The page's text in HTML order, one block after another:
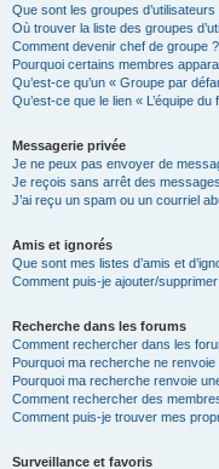
Que sont les groupes d’utilisateurs
Où trouver la liste des groupes
Comment devenir chef de groupe ?
Pourquoi certains membres
Qu’est-ce qu’un « Groupe par
Qu’est-ce que le lien « L’équipe du
Messagerie privée
Je ne peux pas envoyer de
Je reçois sans arrêt des
J’ai reçu un spam ou un courriel
Amis et ignorés
Que sont mes listes d’amis et
Comment puis-je ajouter/
Recherche dans les forums
Comment rechercher dans les
Pourquoi ma recherche ne
Pourquoi ma recherche renvoie
Comment rechercher des
Comment puis-je trouver mes
Surveillance et favoris